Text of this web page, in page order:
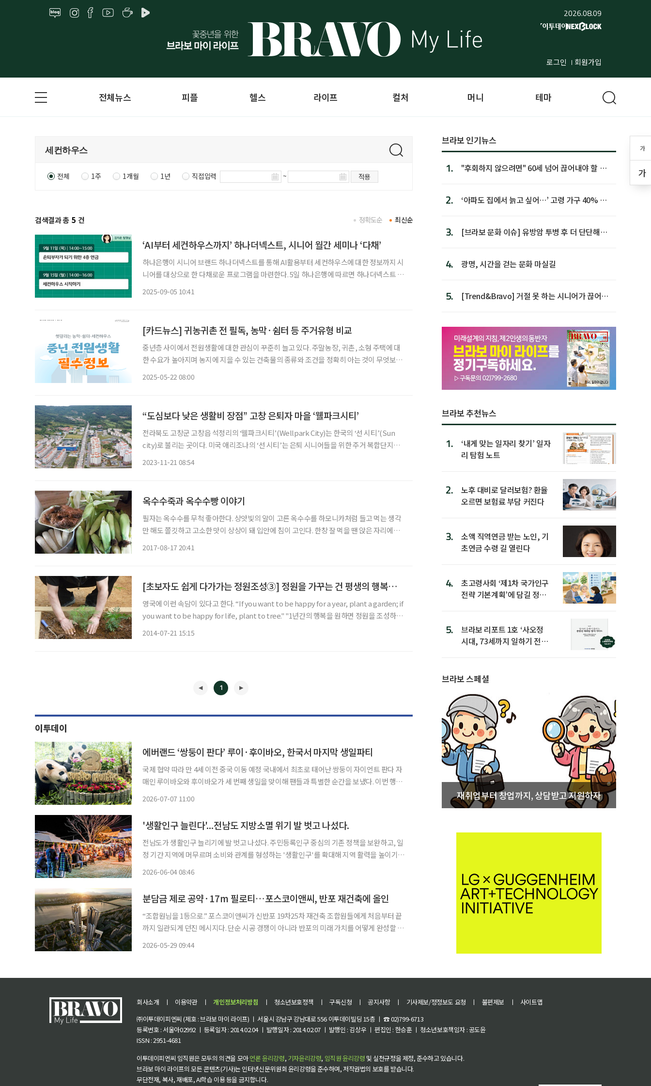
2026.08.09
로그인 회원가입
가
가
전체뉴스 피플 헬스 라이프 컬처 머니 테마
전체 1주 1개월 1년 직접입력 ~ 적용
검색결과 총 5 건 최신순
정확도순
‘AI부터 세컨하우스까지’ 하나더넥스트, 시니어 월간 세미나 ‘다채’
하나은행이 시니어 브랜드 하나더넥스트를 통해 AI활용부터 세컨하우스에 대한 정보까지 시
니어를 대상으로 한 다채로운 프로그램을 마련한다. 5일 하나은행에 따르면 하나더넥스트 홈
2025-09-05 10:41
[카드뉴스] 귀농귀촌 전 필독, 농막·쉼터 등 주거유형 비교
중년층 사이에서 전원생활에 대한 관심이 꾸준히 늘고 있다. 주말농장, 귀촌, 소형 주택에 대
한 수요가 높아지며 농지에 지을 수 있는 건축물의 종류와 조건을 정확히 아는 것이 무엇보다
2025-05-22 08:00
“도심보다 낮은 생활비 장점” 고창 은퇴자 마을 ‘웰파크시티’
전라북도 고창군 고창읍 석정리의 ‘웰파크시티’(Wellpark City)는 한국의 ‘선 시티’(Sun
city)로 불리는 곳이다. 미국 애리조나의 ‘선 시티’는 은퇴 시니어들을 위한 주거 복합단지라
2023-11-21 08:54
옥수수죽과 옥수수빵 이야기
필자는 옥수수를 무척 좋아한다. 상앗빛의 알이 고른 옥수수를 하모니카처럼 들고 먹는 생각
만 해도 쫄깃하고 고소한 맛이 상상이 돼 입안에 침이 고인다. 한창 잘 먹을 땐 앉은 자리에서
2017-08-17 20:41
[초보자도 쉽게 다가가는 정원조성③] 정원을 가꾸는 건 평생의 행복을 얻는 것
영국에 이런 속담이 있다고 한다. “If you want to be happy for a year, plant a garden; if
you want to be happy for life, plant to tree." "1년간의 행복을 원하면 정원을 조성하고,
2014-07-21 15:15
1
이투데이
에버랜드 ‘쌍둥이 판다’ 루이·후이바오, 한국서 마지막 생일파티
국제 협약 따라 만 4세 이전 중국 이동 예정 국내에서 최초로 태어난 쌍둥이 자이언트 판다 자
매인 루이바오와 후이바오가 세 번째 생일을 맞이해 팬들과 특별한 순간을 보냈다. 이번 행사
2026-07-07 11:00
'생활인구 늘린다'...전남도 지방소멸 위기 발 벗고 나섰다.
전남도가 생활인구 늘리기에 발 벗고 나섰다. 주민등록인구 중심의 기존 정책을 보완하고, 일
정 기간 지역에 머무르며 소비와 관계를 형성하는 '생활인구'를 확대해 지역 활력을 높이기
2026-06-04 08:46
분담금 제로 공약·17m 필로티…포스코이앤씨, 반포 재건축에 올인
“조합원님을 1등으로.” 포스코이앤씨가 신반포 19차25차 재건축 조합원들에게 처음부터 끝
까지 일관되게 던진 메시지다. 단순 시공 경쟁이 아니라 반포의 미래 가치를 어떻게 완성할 것
2026-05-29 09:44
브라보 인기뉴스
1.
"후회하지 않으려면" 60세 넘어 끊어내야 할 사
2.
‘아파도 집에서 늙고 싶어…’ 고령 가구 40% 노
3.
[브라보 문화 이슈] 유방암 투병 후 더 단단해진
4. 광명, 시간을 걷는 문화 마실길
5.
[Trend&Bravo] 거절 못 하는 시니어가 끊어야
브라보 추천뉴스
1.
‘내게 맞는 일자리 찾기’ 일자
리 탐험 노트
2.
노후 대비로 달러보험? 환율
오르면 보험료 부담 커진다
3.
소액 직역연금 받는 노인, 기
초연금 수령 길 열린다
4.
초고령사회 ‘제1차 국가인구
전략 기본계획’에 담길 정책
5.
브라보 리포트 1호 ‘사오정
시대, 73세까지 일하기 전략’
브라보 스페셜
재취업부터 창업까지, 상담받고 지원하자
회사소개 ㅣ 이용약관 ㅣ 개인정보처리방침 ㅣ 청소년보호정책 ㅣ 구독신청 ㅣ 공지사항 ㅣ 기사제보/정정보도 요청 ㅣ 불편제보 ㅣ
사이트맵
㈜이투데이피엔씨 (제호 : 브라보 마이 라이프) ㅣ 서울시 강남구 강남대로 556 이투데이빌딩 15층 ㅣ ☎ 02)799-6713
등록번호 : 서울아02992 ㅣ 등록일자 : 2014.02.04 ㅣ 발행일자 : 2014.02.07 ㅣ 발행인 : 김상우 ㅣ 편집인 : 한승훈 ㅣ 청소년보호책임자 : 공도윤
ISSN : 2951-4681
이투데이피엔씨 임직원은 모두의 의견을 모아언론 윤리강령, 기자윤리강령, 임직원 윤리강령 및 실천규정을 제정, 준수하고 있습니다.
브라보 마이 라이프의 모든 콘텐츠(기사)는 인터넷신문위원회 윤리강령을 준수하며, 저작권법의 보호를 받습니다.
무단전재, 복사, 재배포, AI학습 이용 등을 금지합니다.